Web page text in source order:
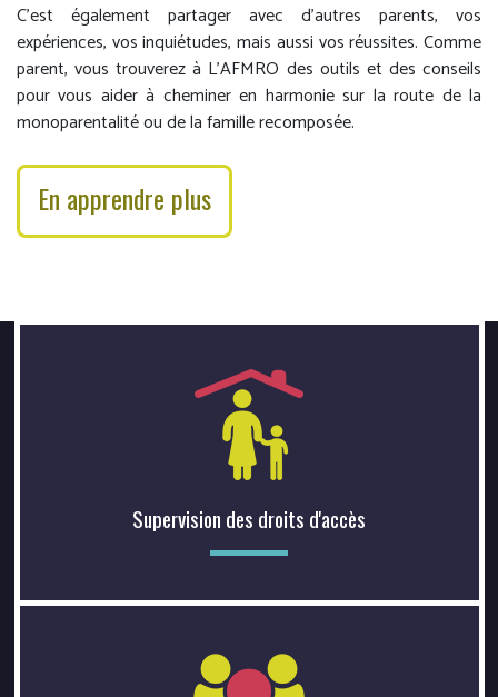
C’est également partager avec d’autres parents, vos
expériences, vos inquiétudes, mais aussi vos réussites. Comme
parent, vous trouverez à L’AFMRO des outils et des conseils
pour vous aider à cheminer en harmonie sur la route de la
monoparentalité ou de la famille recomposée.
En apprendre plus
Supervision des droits d'accès